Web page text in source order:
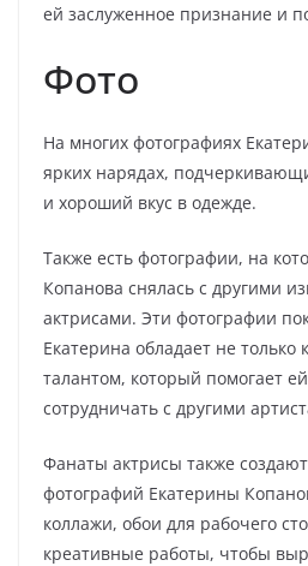
ей заслуженное признание и
Фото
На многих фотографиях
ярких нарядах,
и хороший вкус в одежде.
Также есть фотографии, на
Копанова снялась с другими
актрисами. Эти фотографии
Екатерина обладает не только
талантом, который помогает
сотрудничать с другими
Фанаты актрисы также
фотографий Екатерины
коллажи, обои для рабочего
креативные работы, чтобы